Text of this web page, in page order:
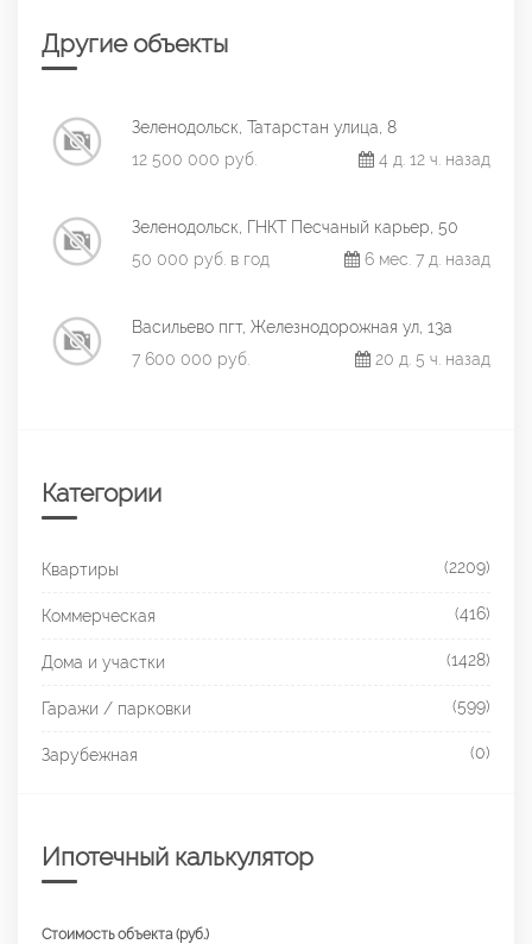
Другие объекты
Зеленодольск, Татарстан улица, 8
12 500 000 руб.
4 д. 12 ч. назад
Зеленодольск, ГНКТ Песчаный карьер, 50
50 000 руб. в год
6 мес. 7 д. назад
Васильево пгт, Железнодорожная ул, 13а
7 600 000 руб.
20 д. 5 ч. назад
Категории
Квартиры (2209)
Коммерческая (416)
Дома и участки (1428)
Гаражи / парковки (599)
Зарубежная (0)
Ипотечный калькулятор
Стоимость объекта (руб.)